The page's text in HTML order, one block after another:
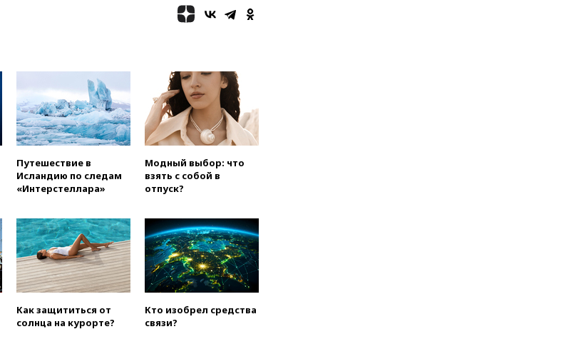
Литовец
анонсировал скорое
соглашение о прекращении
огня США и Ирана
вчера, 22:15Три человека
получили ножевые ранения
вчера, 22:00Путин поручил
выделить средства на новые
вчера, 21:56The Atlantic: Маск
отказал Украине в
использовании Starlink для
атак вглубь РФ
вчера, 21:35После пожара на
складе в Брянске возбудили
уголовное дело
Путешествие в
Исландию по следам
«Интерстеллара»
Модный выбор: что
взять с собой в
отпуск?
Как защититься от
солнца на курорте?
Кто изобрел средства
связи?